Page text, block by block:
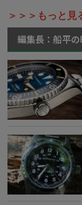
＞＞＞もっと見
編集長：船平